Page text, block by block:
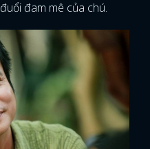
đam mê của chú.